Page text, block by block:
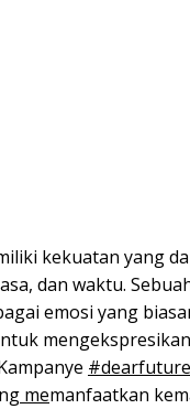
kekuatan yang
dan waktu.
emosi yang
memanfaatkan